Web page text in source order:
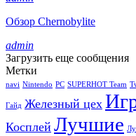
Обзор Chernobylite
admin
Загрузить еще сообщения
Метки
navi Nintendo PC SUPERHOT Team
Гайд Железный цех
Косплей Лучшие